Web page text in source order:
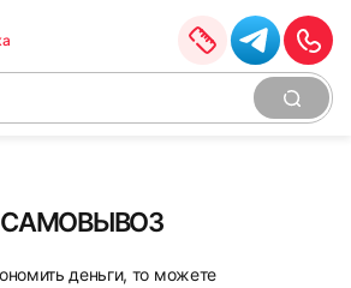
САМОВЫВОЗ
деньги, то можете